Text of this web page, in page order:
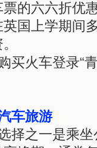
的六六折优
国上学期间
火车登录“
车旅游
之一是乘坐